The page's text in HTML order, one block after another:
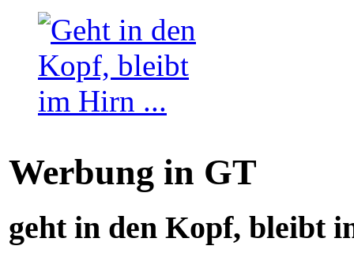
Werbung in GT
geht in den Kopf, bleibt